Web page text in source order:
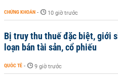
CHỨNG KHOÁN - 10 giờ trước
Bị truy thu thuế đặc biệt, giới
loạn bán tài sản, cổ phiếu
QUỐC TẾ - 9 giờ trước